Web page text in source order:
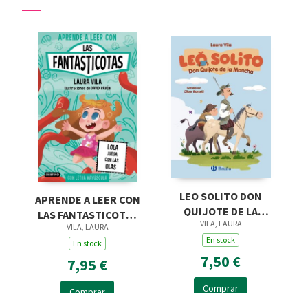
APRENDE A LEER CON
LAS FANTASTICOTAS
13. LOLA JUEGA CON
LAS OLAS
VILA, LAURA
En stock
7,95 €
LEO SOLITO DON
QUIJOTE DE LA
MANCHA
VILA, LAURA
En stock
7,50 €
Comprar